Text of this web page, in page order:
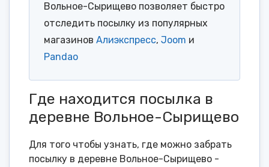
Вольное-Сырищево позволяет быстро
отследить посылку из популярных
магазинов Алиэкспресс, Joom и
Pandao
Где находится посылка в
деревне Вольное-Сырищево
Для того чтобы узнать, где можно забрать
посылку в деревне Вольное-Сырищево -